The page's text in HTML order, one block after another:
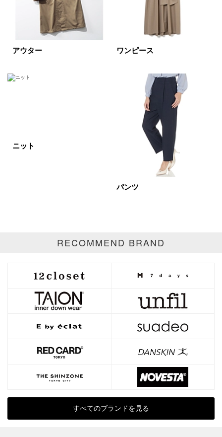
再入荷 ラスト1
在庫あり
カラー
グレー
オレンジ
ピンク
ブルー
シルバー
アウター ワンピース
ニット
パンツ
RECOMMEND BRAND
すべてのブランドを見る